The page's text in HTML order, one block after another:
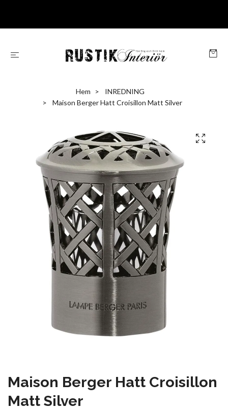
Hem
INREDNING
Maison Berger Hatt Croisillon Matt Silver
Maison Berger Hatt Croisillon
Matt Silver